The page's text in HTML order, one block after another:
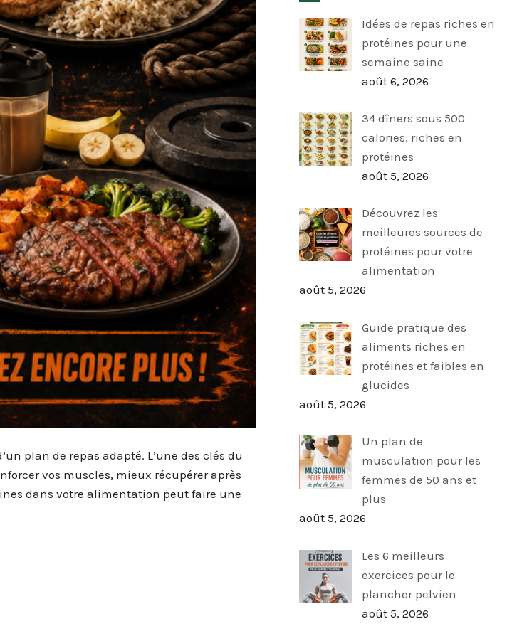
plan de repas adapté. L’une des clés du
vos muscles, mieux récupérer après
dans votre alimentation peut faire une
Idées de repas riches en
protéines pour une
semaine saine
août 6, 2026
34 dîners sous 500
calories, riches en
protéines
août 5, 2026
Découvrez les
meilleures sources de
protéines pour votre
alimentation
août 5, 2026
Guide pratique des
aliments riches en
protéines et faibles en
glucides
août 5, 2026
Un plan de
musculation pour les
femmes de 50 ans et
plus
août 5, 2026
Les 6 meilleurs
exercices pour le
plancher pelvien
août 5, 2026